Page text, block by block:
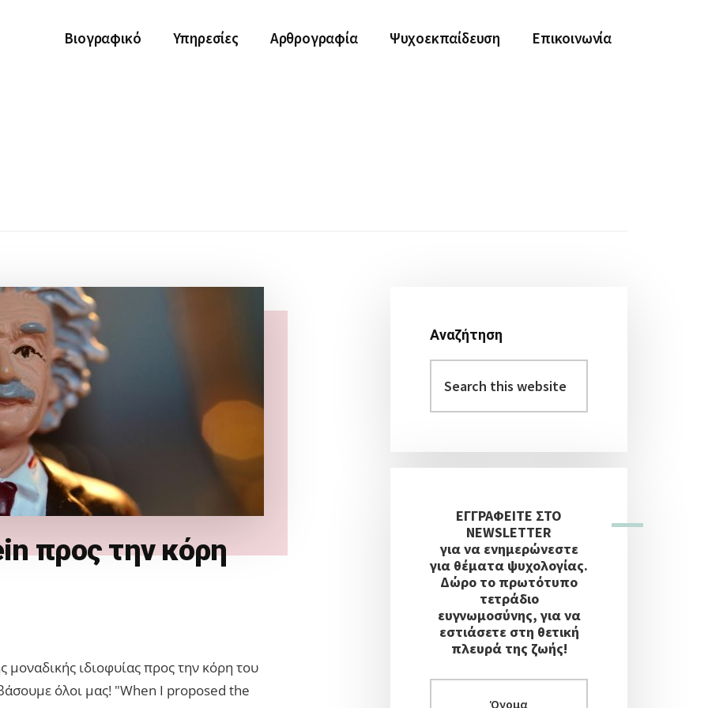
Βιογραφικό Υπηρεσίες Αρθρογραφία Ψυχοεκπαίδευση Επικοινωνία
προς την κόρη
ιδιοφυίας προς την κόρη του
όλοι μας! "When I proposed the
Πλευρική
Στήλη
Αναζήτηση
this
website
ΕΓΓΡΑΦΕΙΤΕ ΣΤΟ
NEWSLETTER
για να ενημερώνεστε
για θέματα ψυχολογίας.
Δώρο το πρωτότυπο
τετράδιο
ευγνωμοσύνης, για να
εστιάσετε στη θετική
πλευρά της ζωής!